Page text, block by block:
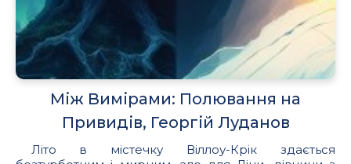
Між Вимірами: Полювання на
Привидів, Георгій Луданов
Літо в містечку Віллоу-Крік здається